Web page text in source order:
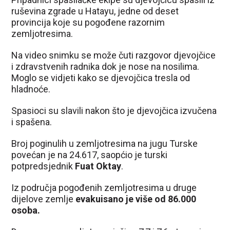
ruševina zgrade u Hatayu, jedne od deset
provincija koje su pogođene razornim
zemljotresima.
Na video snimku se može čuti razgovor djevojčice
i zdravstvenih radnika dok je nose na nosilima.
Moglo se vidjeti kako se djevojčica tresla od
hladnoće.
Spasioci su slavili nakon što je djevojčica izvučena
i spašena.
Broj poginulih u zemljotresima na jugu Turske
povećan je na 24.617, saopćio je turski
potpredsjednik Fuat Oktay.
Iz područja pogođenih zemljotresima u druge
dijelove zemlje evakuisano je više od 86.000
osoba.